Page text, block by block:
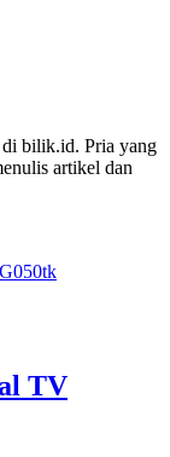
di bilik.id. Pria yang
artikel dan
TV